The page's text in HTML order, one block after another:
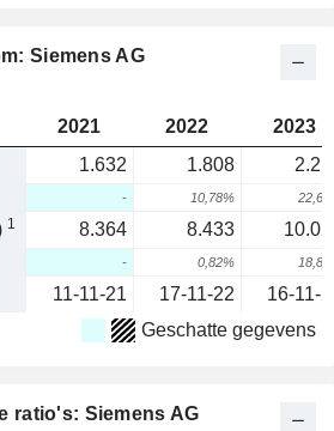
Siemens AG
2021 2022
2023
1.632 1.808
- 10,78%
1 8.364 8.433
- 0,82%
11-11-21 17-11-22 16-11-
Geschatte gegevens
ratio's: Siemens AG